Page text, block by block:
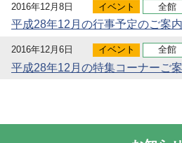
2016年12月8日 イベント 全館
平成28年12月の行事予定のご案
2016年12月6日 イベント 全館
平成28年12月の特集コーナーご